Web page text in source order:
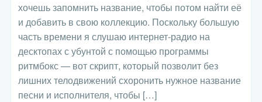
хочешь запомнить название, чтобы потом найти её
и добавить в свою коллекцию. Поскольку большую
часть времени я слушаю интернет-радио на
десктопах с убунтой с помощью программы
ритмбокс — вот скрипт, который позволит без
лишних телодвижений схоронить нужное название
песни и исполнителя, чтобы […]